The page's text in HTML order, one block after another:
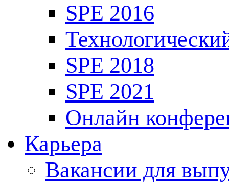
SPE 2016
SPE 2018
SPE 2021
Онлайн
Карьера
Вакансии для